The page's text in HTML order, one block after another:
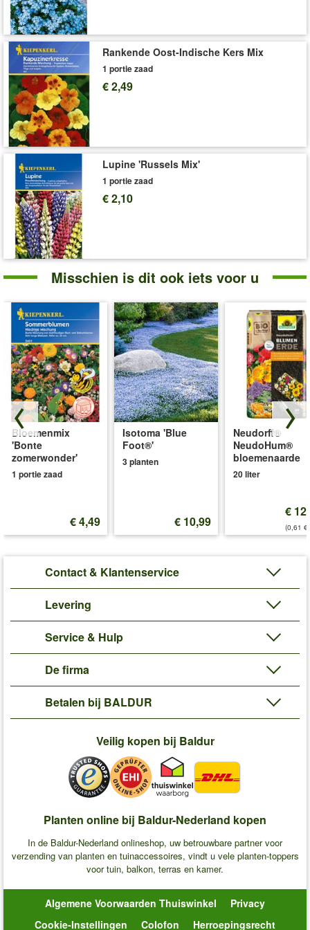
Rankende Oost-Indische Kers Mix
1 portie zaad
€ 2,49
Lupine 'Russels Mix'
1 portie zaad
€ 2,10
Misschien is dit ook iets voor u
Bloemenmix
'Bonte
zomerwonder'
1 portie zaad
€ 4,49
Isotoma 'Blue
Foot®'
3 planten
€ 10,99
Neudorff®
NeudoHum®
bloemenaarde
20 liter
€
(0,61
Contact & Klantenservice
Levering
Service & Hulp
De firma
Betalen bij BALDUR
Veilig kopen bij Baldur
Planten online bij Baldur-Nederland kopen
In de Baldur-Nederland onlineshop, uw betrouwbare partner voor
verzending van planten en tuinaccessoires, vindt u vele planten-toppers
voor tuin, balkon, terras en kamer.
Algemene Voorwaarden Thuiswinkel
Privacy
Cookie-Instellingen
Colofon Herroepingsrecht